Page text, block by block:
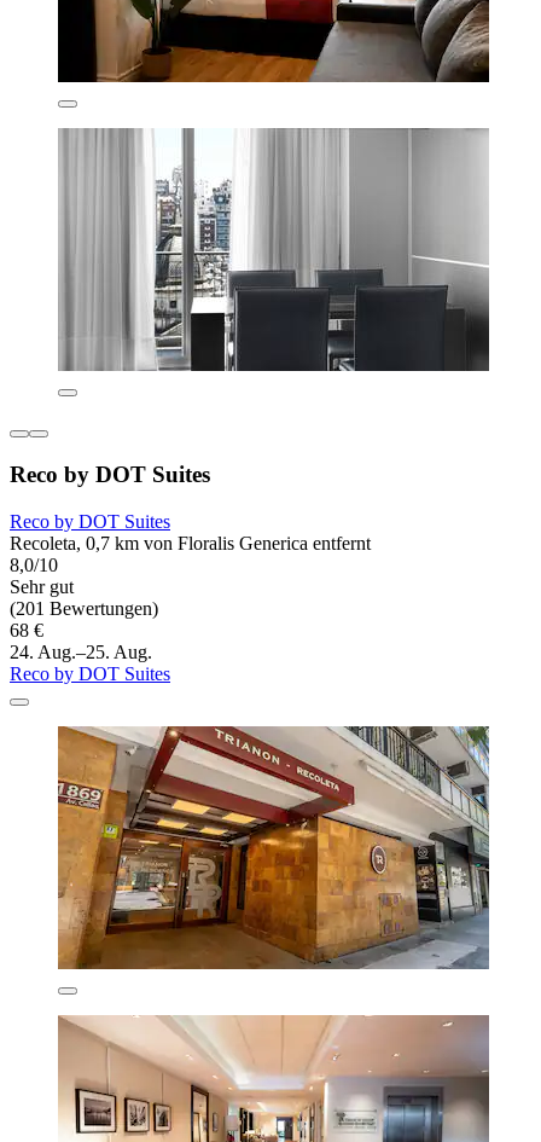
Reco by DOT Suites
Reco by DOT Suites
Recoleta, 0,7 km von Floralis Generica entfernt
8,0/10
Sehr gut
(201 Bewertungen)
68 €
24. Aug.–25. Aug.
Reco by DOT Suites